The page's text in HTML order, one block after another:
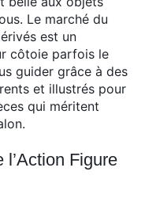
Le marché du
est un
côtoie parfois le
guider grâce à des
et illustrés pour
qui méritent
Figure